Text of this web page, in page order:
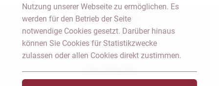
Notar Dresden
Fachgebiete
Das Notariat
Nutzung unserer Webseite zu ermöglichen. Es
werden für den Betrieb der Seite
notwendige Cookies gesetzt. Darüber hinaus
können Sie Cookies für Statistikzwecke
zulassen oder allen Cookies direkt zustimmen.